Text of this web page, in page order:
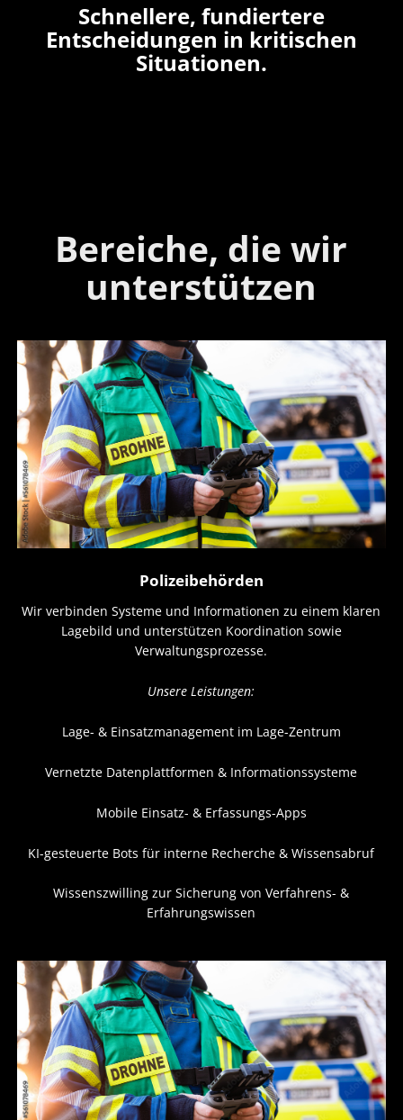
Schnellere, fundiertere
Entscheidungen in kritischen
Situationen.
Bereiche, die wir
unterstützen
Polizeibehörden
Wir verbinden Systeme und Informationen zu einem klaren
Lagebild und unterstützen Koordination sowie
Verwaltungsprozesse.
Unsere Leistungen:
Lage- & Einsatzmanagement im Lage-Zentrum
Vernetzte Datenplattformen & Informationssysteme
Mobile Einsatz- & Erfassungs-Apps
KI-gesteuerte Bots für interne Recherche & Wissensabruf
Wissenszwilling zur Sicherung von Verfahrens- &
Erfahrungswissen